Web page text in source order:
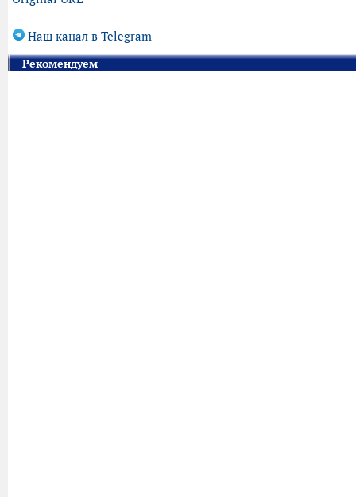
Наш канал в Telegram
Рекомендуем